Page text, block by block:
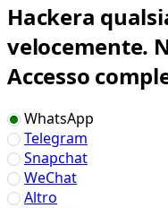
Hackera
velocemente.
Accesso
WhatsApp
Telegram
Snapchat
WeChat
Altro